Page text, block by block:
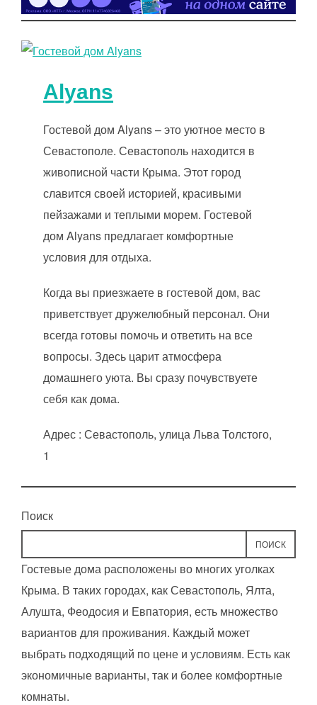
Alyans
Гостевой дом Alyans – это уютное место в
Севастополе. Севастополь находится в
живописной части Крыма. Этот город
славится своей историей, красивыми
пейзажами и теплыми морем. Гостевой
дом Alyans предлагает комфортные
условия для отдыха.
Когда вы приезжаете в гостевой дом, вас
приветствует дружелюбный персонал. Они
всегда готовы помочь и ответить на все
вопросы. Здесь царит атмосфера
домашнего уюта. Вы сразу почувствуете
себя как дома.
Адрес : Севастополь, улица Льва Толстого,
1
Поиск
ПОИСК
Гостевые дома расположены во многих уголках
Крыма. В таких городах, как Севастополь, Ялта,
Алушта, Феодосия и Евпатория, есть множество
вариантов для проживания. Каждый может
выбрать подходящий по цене и условиям. Есть как
экономичные варианты, так и более комфортные
комнаты.